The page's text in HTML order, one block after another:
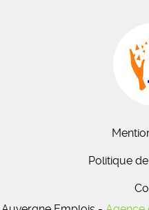
Politique